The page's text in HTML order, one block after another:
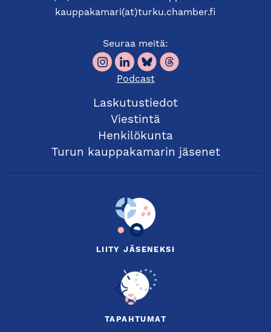
kauppakamari(at)turku.chamber.fi
Seuraa meitä:
Podcast
Laskutustiedot
Viestintä
Henkilökunta
Turun kauppakamarin jäsenet
LIITY JÄSENEKSI
TAPAHTUMAT